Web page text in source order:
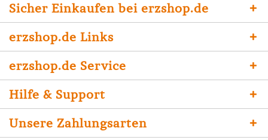
Sicher Einkaufen bei erzshop.de
erzshop.de Links
erzshop.de Service
Hilfe & Support
Unsere Zahlungsarten